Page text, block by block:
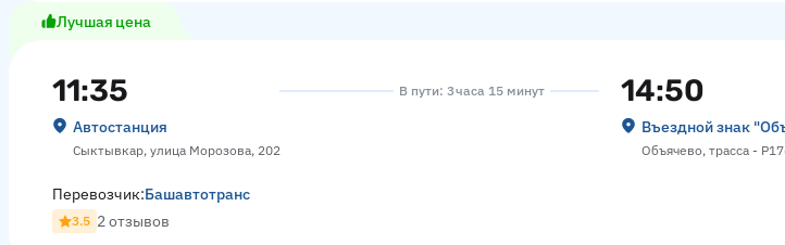
Лучшая цена
11:35
Автостанция
Сыктывкар, улица Морозова, 202
В пути: 3 часа 15 минут 14:50
Въездной знак
Объячево, трасса -
Перевозчик:Башавтотранс
3.5 2 отзывов